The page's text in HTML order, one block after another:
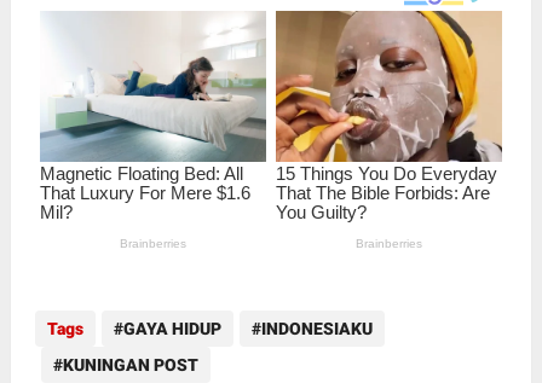
Tags GAYA HIDUP
INDONESIAKU
KUNINGAN POST